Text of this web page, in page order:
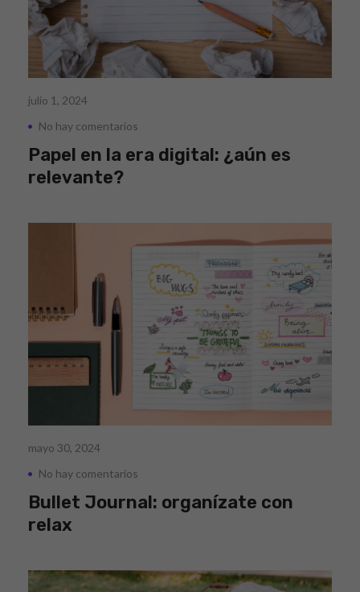
julio 1, 2024
No hay comentarios
Papel en la era digital: ¿aún es
relevante?
mayo 30, 2024
No hay comentarios
Bullet Journal: organízate con
relax